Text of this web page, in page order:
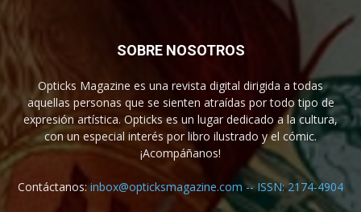
SOBRE NOSOTROS
Opticks Magazine es una revista digital dirigida a todas
aquellas personas que se sienten atraídas por todo tipo de
expresión artística. Opticks es un lugar dedicado a la cultura,
con un especial interés por libro ilustrado y el cómic.
¡Acompáñanos!
Contáctanos:inbox@opticksmagazine.com -- ISSN: 2174-4904